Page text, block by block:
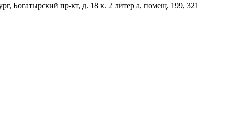
Богатырский пр-кт, д. 18 к. 2 литер а, помещ. 199, 321